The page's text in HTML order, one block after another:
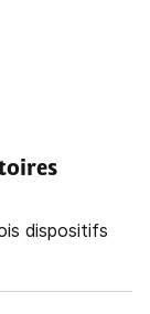
dispositifs